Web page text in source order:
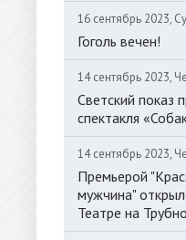
16 сентябрь 2023,
Гоголь вечен!
14 сентябрь 2023,
Светский показ
спектакля
14 сентябрь 2023,
Премьерой
мужчина"
Театре на